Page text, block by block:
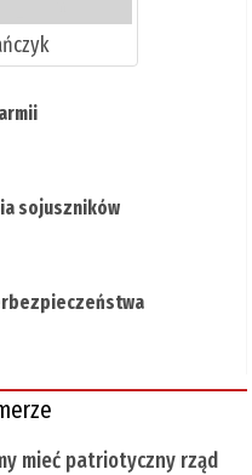
sojuszników
mieć patriotyczny rząd